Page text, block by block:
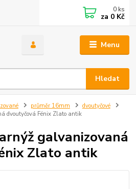
Menu
Hledat
0 ks
za 0 Kč
průměr 16mm
dvoutyčové
dvoutyčová Fénix Zlato antik
galvanizovaná
Zlato antik